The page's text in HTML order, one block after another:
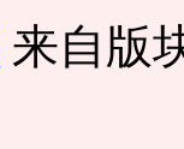
来自版